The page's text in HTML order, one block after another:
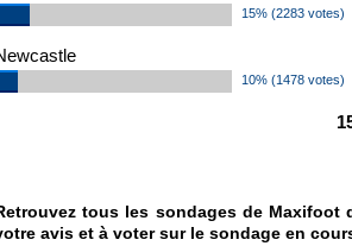
15% (2283 votes)
10% (1478 votes)
tous les sondages de
avis et à voter sur le sondage en